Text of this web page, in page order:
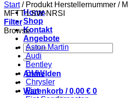
Home
Shop
Kontakt
Angebote
Suchen
nach:
Anmelden
Warenkorb /0,00 € 0
Start /Produkt Herstellernummer /
MFTT-LSW-NRSI
Filter
Browse
Aston Martin
Audi
Bentley
BMW
Chrysler
Fiat